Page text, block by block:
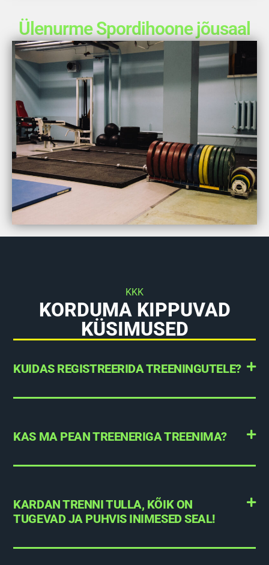
Ülenurme Spordihoone jõusaal
KKK
KORDUMA KIPPUVAD
KÜSIMUSED
KUIDAS REGISTREERIDA TREENINGUTELE?
KAS MA PEAN TREENERIGA TREENIMA?
KARDAN TRENNI TULLA, KÕIK ON
TUGEVAD JA PUHVIS INIMESED SEAL!